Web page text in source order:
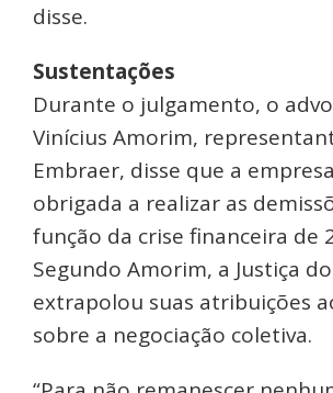
disse.
Sustentações
Durante o julgamento, o
Vinícius Amorim,
Embraer, disse que a
obrigada a realizar as
função da crise financeira de
Segundo Amorim, a Justiça
extrapolou suas atribuições
sobre a negociação coletiva.